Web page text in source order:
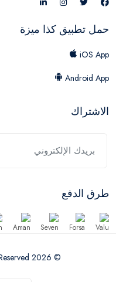
حمل تطبيق كذا ميزة
iOS App
Android App
الاشتراك
طرق الدفع
© 2026 Kza Meeza. All Rights Reserved